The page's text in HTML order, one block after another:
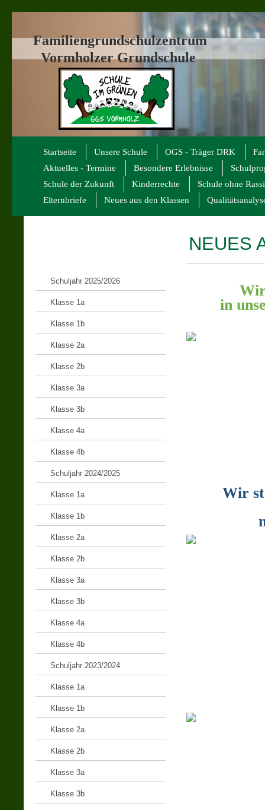
Familiengrundschulzentrum
Vormholzer Grundschule
Startseite Unsere Schule OGS - Träger DRK
Aktuelles - Termine
Besondere Erlebnisse
Schule der Zukunft
Kinderrechte
Schule ohne
Elternbriefe
Neues aus den Klassen
Schuljahr 2025/2026
Klasse 1a
Klasse 1b
Klasse 2a
Klasse 2b
Klasse 3a
Klasse 3b
Klasse 4a
Klasse 4b
Schuljahr 2024/2025
Klasse 1a
Klasse 1b
Klasse 2a
Klasse 2b
Klasse 3a
Klasse 3b
Klasse 4a
Klasse 4b
Schuljahr 2023/2024
Klasse 1a
Klasse 1b
Klasse 2a
Klasse 2b
Klasse 3a
Klasse 3b
NEUES
in
Wir